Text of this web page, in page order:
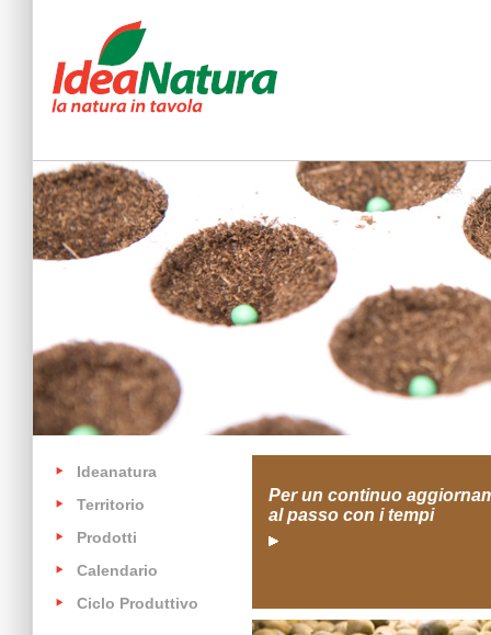
Per un continuo
al passo con i tempi
Ideanatura
Territorio
Prodotti
Calendario
Ciclo Produttivo